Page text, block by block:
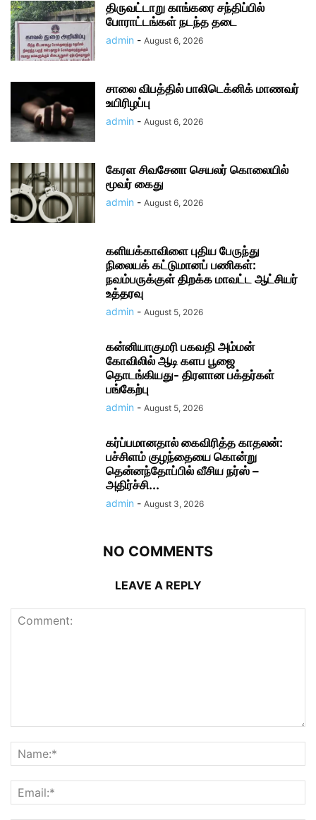
திருவட்டாறு காங்கரை சந்திப்பில்
போராட்டங்கள் நடந்த தடை
admin - August 6, 2026
சாலை விபத்தில் பாலிடெக்னிக் மாணவர்
உயிரிழப்பு
admin - August 6, 2026
கேரள சிவசேனா செயலர் கொலையில்
மூவர் கைது
admin - August 6, 2026
களியக்காவிளை புதிய பேருந்து
நிலையக் கட்டுமானப் பணிகள்:
நவம்பருக்குள் திறக்க மாவட்ட ஆட்சியர்
உத்தரவு
admin - August 5, 2026
கன்னியாகுமரி பகவதி அம்மன்
கோவிலில் ஆடி களப பூஜை
தொடங்கியது- திரளான பக்தர்கள்
பங்கேற்பு
admin - August 5, 2026
கர்ப்பமானதால் கைவிரித்த காதலன்:
பச்சிளம் குழந்தையை கொன்று
தென்னந்தோப்பில் வீசிய நர்ஸ் –
அதிர்ச்சி...
admin - August 3, 2026
NO COMMENTS
LEAVE A REPLY